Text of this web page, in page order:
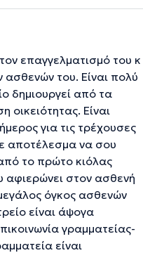
επαγγελματισμό του κ
ασθενών του. Είναι πολύ
δημιουργεί από τα
οικειότητας. Είναι
για τις τρέχουσες
αποτέλεσμα να σου
το πρώτο κιόλας
αφιερώνει στον ασθενή
όγκος ασθενών
είναι άψογα
γραμματείας-
είναι